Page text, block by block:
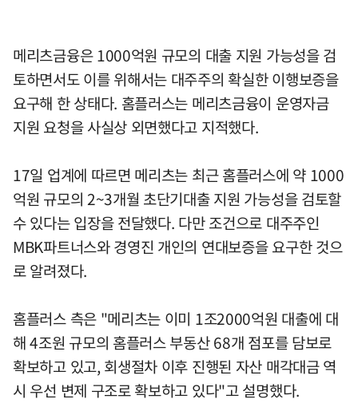
메리츠금융은 1000억원 규모의 대출 지원 가능성을 검
토하면서도 이를 위해서는 대주주의 확실한 이행보증을
요구해 한 상태다. 홈플러스는 메리츠금융이 운영자금
지원 요청을 사실상 외면했다고 지적했다.
17일 업계에 따르면 메리츠는 최근 홈플러스에 약 1000
억원 규모의 2~3개월 초단기대출 지원 가능성을 검토할
수 있다는 입장을 전달했다. 다만 조건으로 대주주인
MBK파트너스와 경영진 개인의 연대보증을 요구한 것으
로 알려졌다.
홈플러스 측은 "메리츠는 이미 1조2000억원 대출에 대
해 4조원 규모의 홈플러스 부동산 68개 점포를 담보로
확보하고 있고, 회생절차 이후 진행된 자산 매각대금 역
시 우선 변제 구조로 확보하고 있다"고 설명했다.